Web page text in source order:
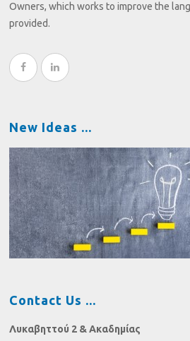
Owners, which works to improve the
provided.
New Ideas
Contact Us
Λυκαβηττού 2 & Ακαδημίας